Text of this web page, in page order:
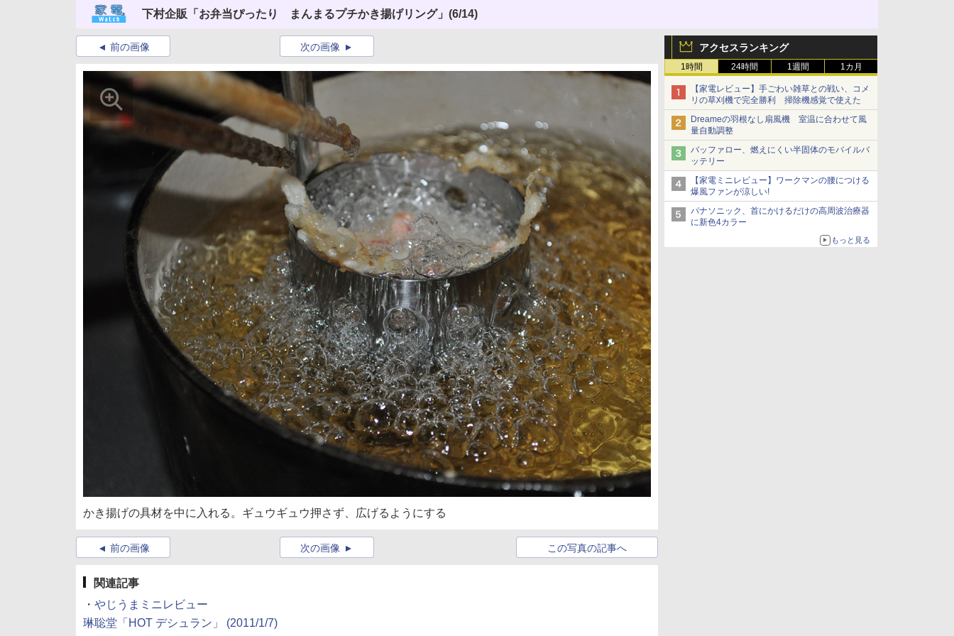
下村企販「お弁当ぴったり まんまるプチかき揚げリング」 (6/14)
アクセスランキング
1時間 24時間 1週間 1カ月
【家電レビュー】手ごわい雑草との戦い、コメ
リの草刈機で完全勝利 掃除機感覚で使えた
Dreameの羽根なし扇風機 室温に合わせて風
量自動調整
バッファロー、燃えにくい半固体のモバイルバ
ッテリー
【家電ミニレビュー】ワークマンの腰につける
爆風ファンが涼しい!
パナソニック、首にかけるだけの高周波治療器
に新色4カラー
もっと見る
前の画像 次の画像
かき揚げの具材を中に入れる。ギュウギュウ押さず、広げるようにする
前の画像 この写真の記事へ
次の画像
関連記事
・ やじうまミニレビュー
琳聡堂「HOT デシュラン」 (2011/1/7)